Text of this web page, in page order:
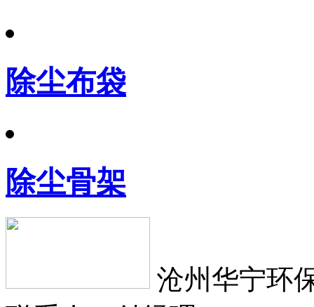
除尘布袋
除尘骨架
沧州华宁环